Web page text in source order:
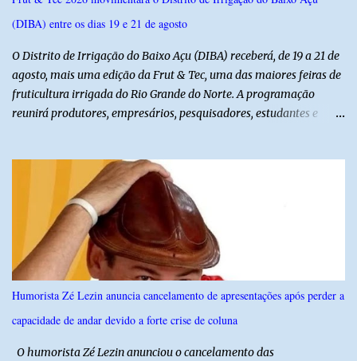
lideranças da Assembleia de Deus no Rio Grande do Norte. A
Assembleia de Deus possui uma das maiores estruturas religiosas
(DIBA) entre os dias 19 e 21 de agosto
O Distrito de Irrigação do Baixo Açu (DIBA) receberá, de 19 a 21 de
agosto, mais uma edição da Frut & Tec, uma das maiores feiras de
fruticultura irrigada do Rio Grande do Norte. A programação
reunirá produtores, empresários, pesquisadores, estudantes e
instituições e tecnologias voltadas ao setor. Além das atividades
técnicas, a feira contará com programação cultural. No dia 20 de
agosto, o público poderá prestigiar o show de humor com Mução,
seguido de apresentação musical de Vê Barreto. A Frut & Tec
reforça a importância do Distrito de Irrigação do Baixo Açu como
referência na fruticultura irrigada, promovendo conhecimento,
inovação e oportunidades para o desenvolvimento do agronegócio
potiguar. @associacaodiba
Humorista Zé Lezin anuncia cancelamento de apresentações após perder a
capacidade de andar devido a forte crise de coluna
O humorista Zé Lezin anunciou o cancelamento das